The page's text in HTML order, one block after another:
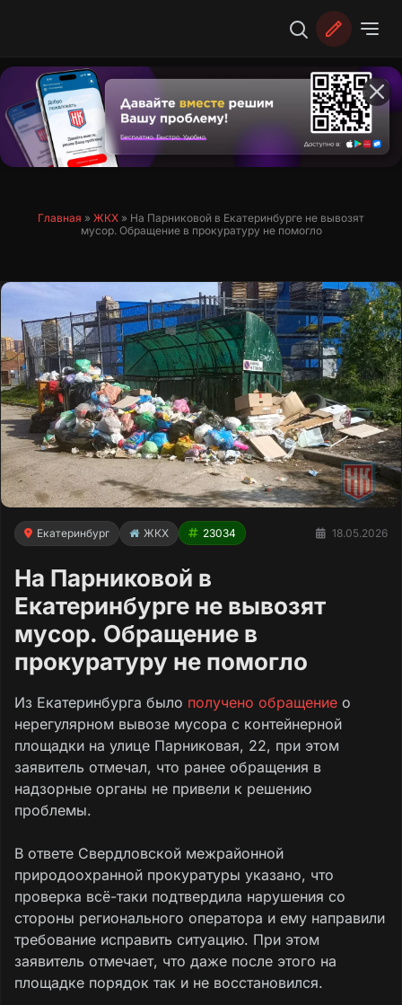
Главная » ЖКХ » На Парниковой в Екатеринбурге не вывозят
мусор. Обращение в прокуратуру не помогло
Екатеринбург ЖКХ 23034 18.05.2026
На Парниковой в
Екатеринбурге не вывозят
мусор. Обращение в
прокуратуру не помогло
Из Екатеринбурга было получено обращение о
нерегулярном вывозе мусора с контейнерной
площадки на улице Парниковая, 22, при этом
заявитель отмечал, что ранее обращения в
надзорные органы не привели к решению
проблемы.
В ответе Свердловской межрайонной
природоохранной прокуратуры указано, что
проверка всё-таки подтвердила нарушения со
стороны регионального оператора и ему направили
требование исправить ситуацию. При этом
заявитель отмечает, что даже после этого на
площадке порядок так и не восстановился.